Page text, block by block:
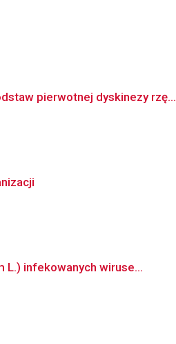
pierwotnej dyskinezy rzę...
L.) infekowanych wiruse...